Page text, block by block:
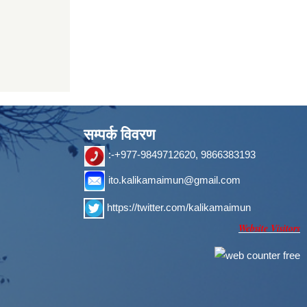
सम्पर्क विवरण
:-+977-9849712620, 9866383193
ito.kalikamaimun@gmail.com
https://twitter.com/kalikamaimun
Website Visitors